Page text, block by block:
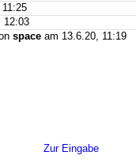
12:03
space am 13.6.20, 11:19
Zur Eingabe